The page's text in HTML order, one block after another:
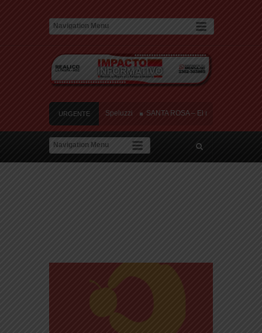
URGENTE
y tres heridos cerca de Speluzzi SANTA ROSA – El municipio plantó
contra de la «Ley de Tierras» River lo descartó y el pibe Jaime brilla en